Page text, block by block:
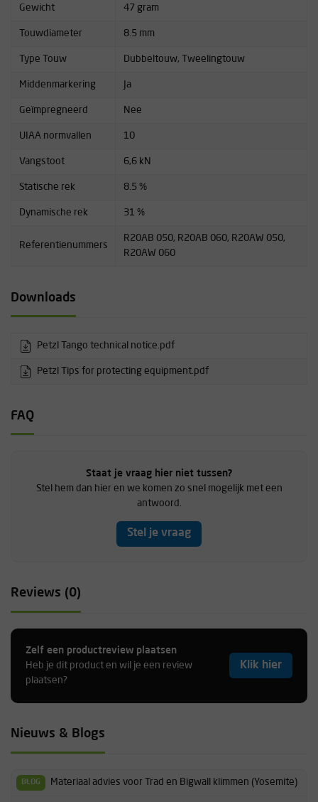
Gewicht 47 gram
Touwdiameter 8.5 mm
Type Touw Dubbeltouw, Tweelingtouw
Middenmarkering Ja
Geïmpregneerd Nee
UIAA normvallen 10
Vangstoot 6,6 kN
Statische rek 8.5 %
Dynamische rek 31 %
Referentienummers
R20AB 050, R20AB 060, R20AW 050,
R20AW 060
Downloads
Petzl Tango technical notice.pdf
Petzl Tips for protecting equipment.pdf
FAQ
Staat je vraag hier niet tussen?
Stel hem dan hier en we komen zo snel mogelijk met een
antwoord.
Stel je vraag
Reviews (0)
Zelf een productreview plaatsen
Heb je dit product en wil je een review
plaatsen?
Klik hier
Nieuws & Blogs
BLOG Materiaal advies voor Trad en Bigwall klimmen (Yosemite)